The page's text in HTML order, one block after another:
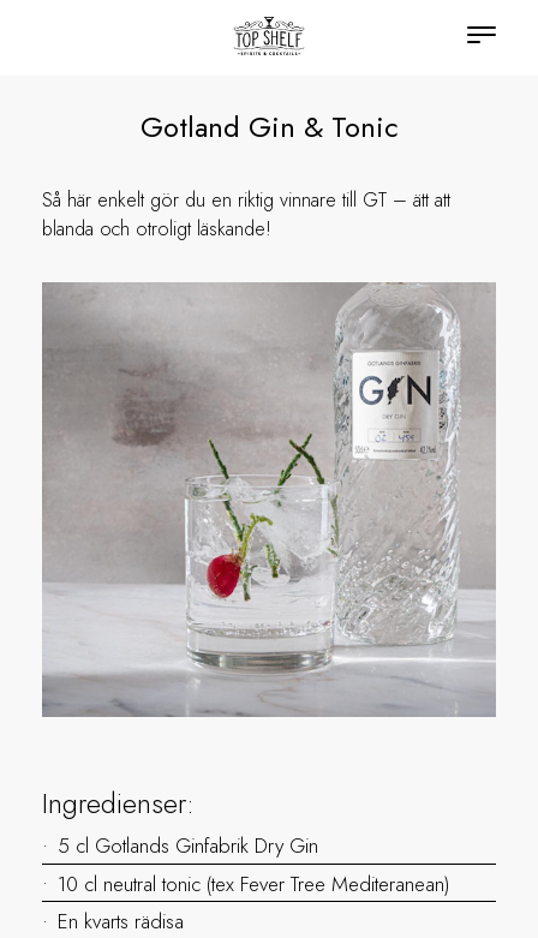
Gotland Gin & Tonic
Så här enkelt gör du en riktig vinnare till GT – ätt att
blanda och otroligt läskande!
Ingredienser:
5 cl Gotlands Ginfabrik Dry Gin
10 cl neutral tonic (tex Fever Tree Mediteranean)
En kvarts rädisa